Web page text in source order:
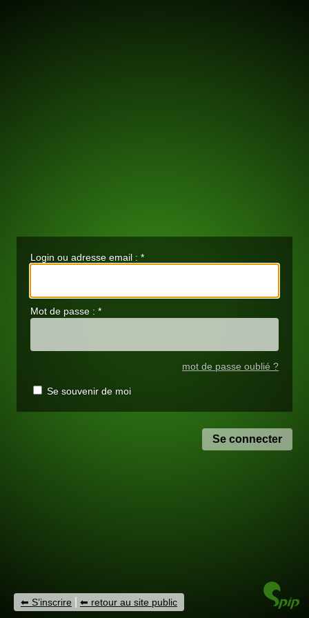
Login ou adresse email : *
Mot de passe : *
mot de passe oublié ?
Se souvenir de moi
S’inscrire retour au site public